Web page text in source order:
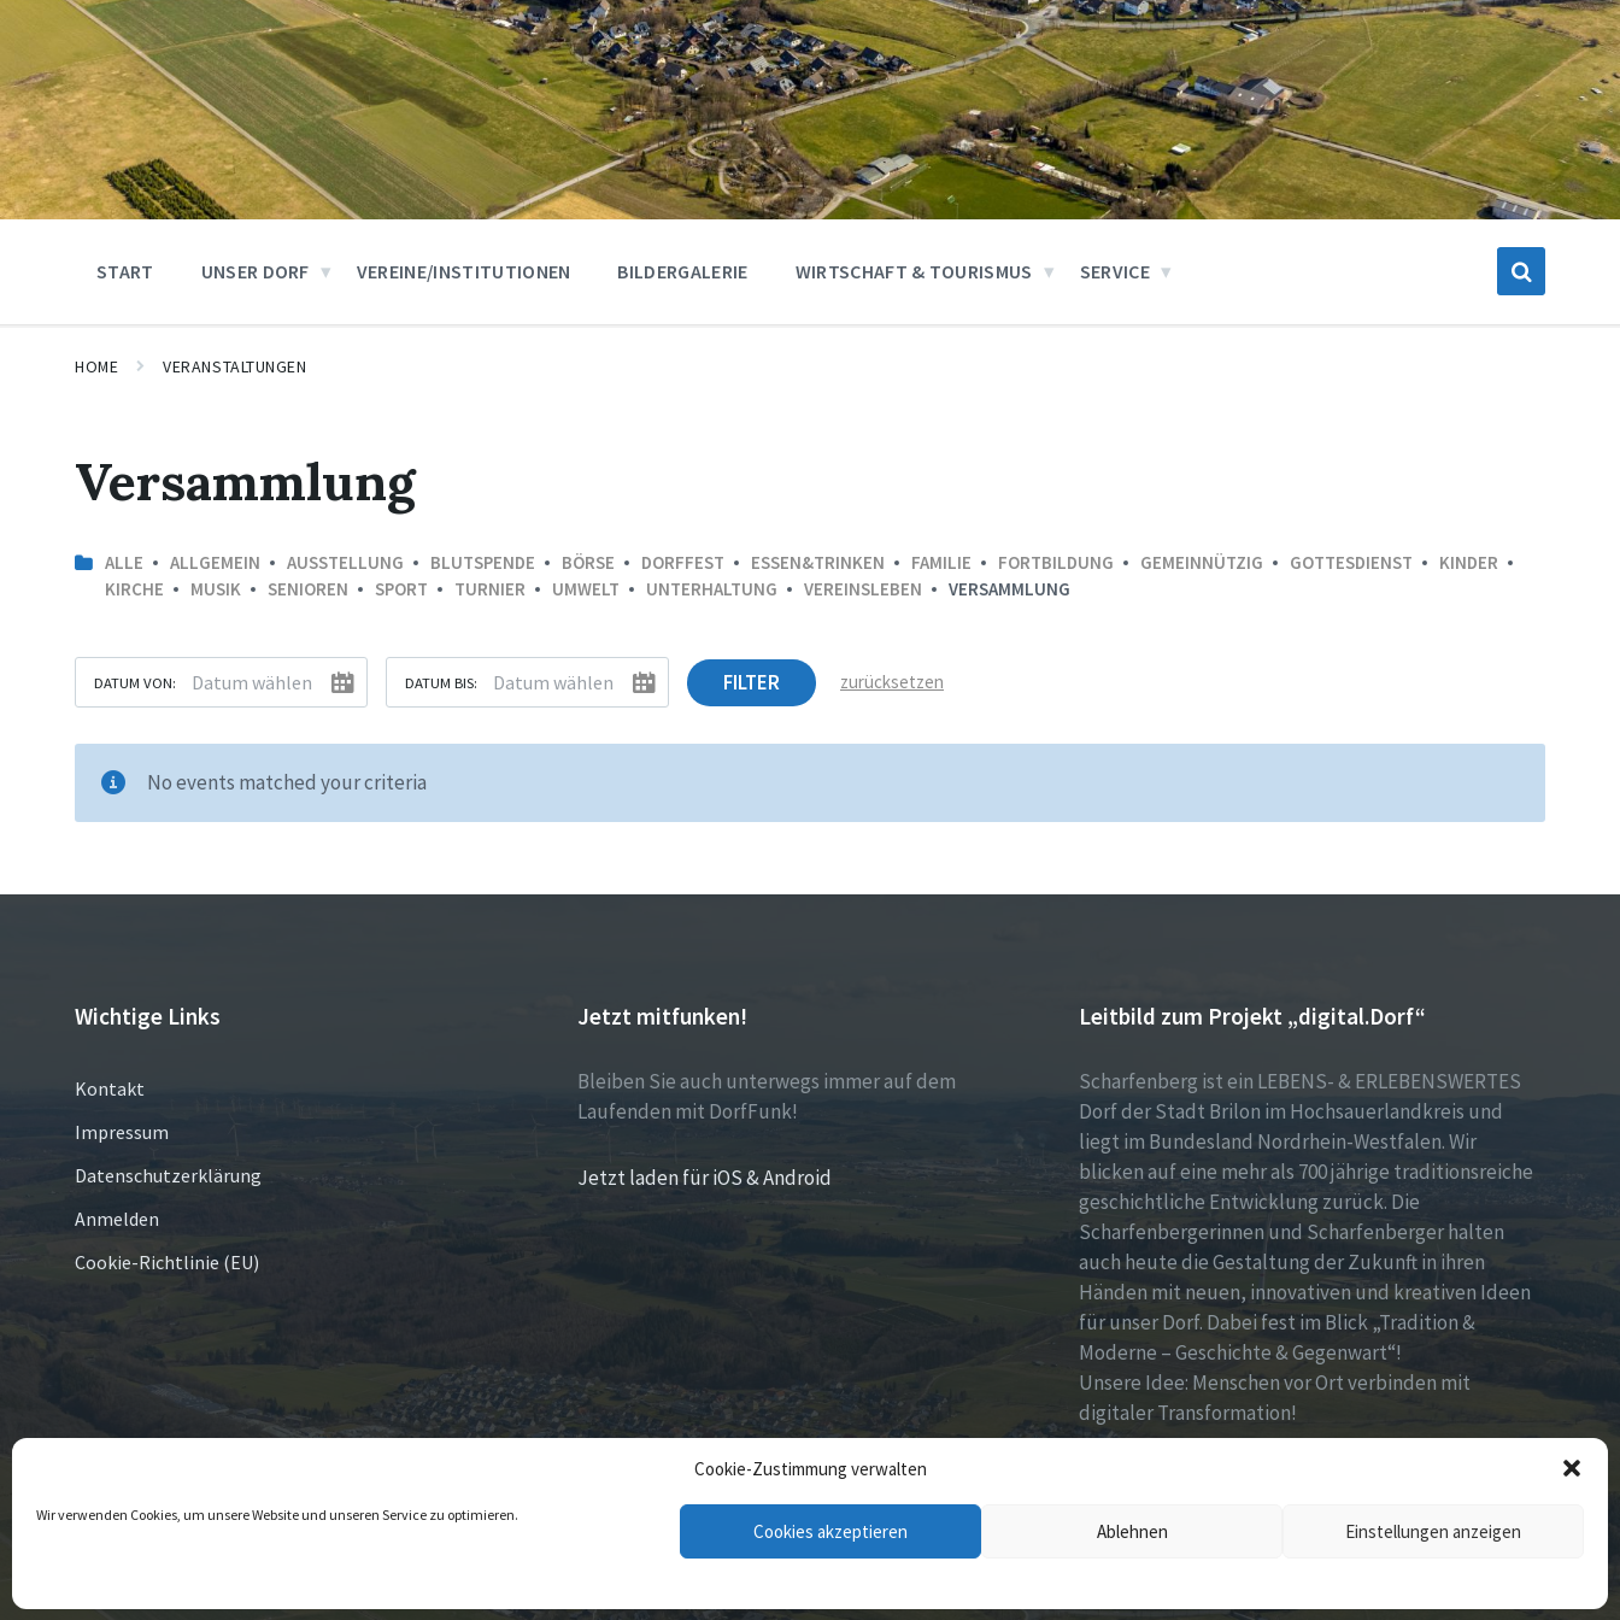
Cookie-Zustimmung verwalten
Wir verwenden Cookies, um unsere Website und unseren Service zu optimieren.
Cookies akzeptieren Ablehnen Einstellungen anzeigen
START UNSER DORF VEREINE/INSTITUTIONEN BILDERGALERIE WIRTSCHAFT & TOURISMUS SERVICE
HOME VERANSTALTUNGEN
Versammlung
ALLE ALLGEMEIN AUSSTELLUNG BLUTSPENDE BÖRSE DORFFEST ESSEN&TRINKEN FAMILIE FORTBILDUNG GEMEINNÜTZIG GOTTESDIENST
KINDER
KIRCHE
MUSIK SENIOREN SPORT TURNIER UMWELT UNTERHALTUNG VEREINSLEBEN VERSAMMLUNG
DATUM VON: DATUM BIS: FILTER zurücksetzen
No events matched your criteria
Wichtige Links
Kontakt
Impressum
Datenschutzerklärung
Anmelden
Cookie-Richtlinie (EU)
Jetzt mitfunken!
Bleiben Sie auch unterwegs immer auf dem
Laufenden mit DorfFunk!
Jetzt laden für iOS & Android
Leitbild zum Projekt „digital.Dorf“
Scharfenberg ist ein LEBENS- & ERLEBENSWERTES
Dorf der Stadt Brilon im Hochsauerlandkreis und
liegt im Bundesland Nordrhein-Westfalen. Wir
blicken auf eine mehr als 700 jährige traditionsreiche
geschichtliche Entwicklung zurück. Die
Scharfenbergerinnen und Scharfenberger halten
auch heute die Gestaltung der Zukunft in ihren
Händen mit neuen, innovativen und kreativen Ideen
für unser Dorf. Dabei fest im Blick „Tradition &
Moderne – Geschichte & Gegenwart“!
Unsere Idee: Menschen vor Ort verbinden mit
digitaler Transformation!